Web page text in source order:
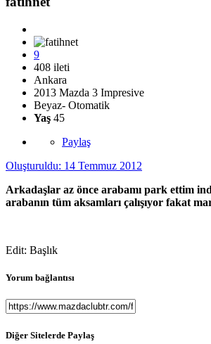
9
408 ileti
Ankara
2013 Mazda 3 Impresive
Beyaz- Otomatik
Yaş 45
Paylaş
Oluşturuldu: 14 Temmuz 2012
Arkadaşlar az önce arabamı park ettim
arabanın tüm aksamları çalışıyor fakat
Edit: Başlık
Yorum bağlantısı
Diğer Sitelerde Paylaş